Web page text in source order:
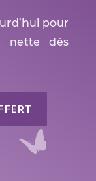
pour
nette dès